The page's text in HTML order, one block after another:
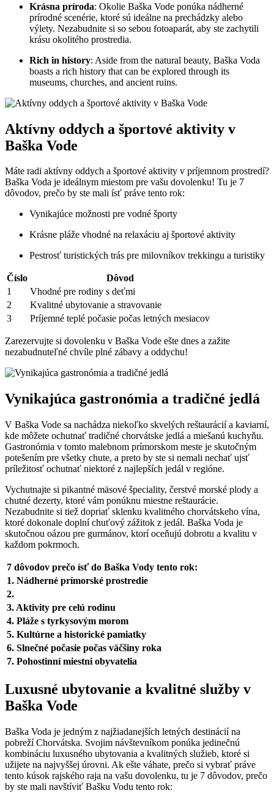
Krásna príroda: Okolie Baška Vode ponúka nádherné
prírodné scenérie, ktoré sú ideálne na prechádzky alebo
výlety. Nezabudnite si so sebou fotoaparát, aby ste zachytili
krásu okolitého prostredia.
Rich in history: Aside from the natural beauty, Baška Voda
boasts a rich history that can be explored through its
museums, churches, and ancient ruins.
Aktívny oddych a športové aktivity v
Baška Vode
Máte radi aktívny oddych a športové aktivity v príjemnom prostredí?
Baška Voda je ideálnym miestom pre vašu dovolenku! Tu je 7
dôvodov, prečo by ste mali ísť práve tento rok:
Vynikajúce možnosti pre vodné športy
Krásne pláže vhodné na relaxáciu aj športové aktivity
Pestrosť turistických trás pre milovníkov trekkingu a turistiky
Číslo
Dôvod
1
Vhodné pre rodiny s deťmi
2
Kvalitné ubytovanie a stravovanie
3
Príjemné teplé počasie počas letných mesiacov
Zarezervujte si dovolenku v Baška Vode ešte dnes a zažite
nezabudnuteľné chvíle plné zábavy a oddychu!
Vynikajúca gastronómia a tradičné jedlá
V Baška Vode sa nachádza niekoľko skvelých reštaurácií a kaviarní,
kde môžete ochutnať tradičné chorvátske jedlá a miešanú kuchyňu.
Gastronómia v tomto malebnom prímorskom meste je skutočným
potešením pre všetky chute, a preto by ste si nemali nechať ujsť
príležitosť ochutnať niektoré z najlepších jedál v regióne.
Vychutnajte si pikantné mäsové špeciality, čerstvé morské plody a
chutné dezerty, ktoré vám ponúknu miestne reštaurácie.
Nezabudnite si tiež dopriať sklenku kvalitného chorvátskeho vína,
ktoré dokonale doplní chuťový zážitok z jedál. Baška Voda je
skutočnou oázou pre gurmánov, ktorí oceňujú dobrotu a kvalitu v
každom pokrmoch.
7 dôvodov prečo ísť do Baška Vody tento rok:
1. Nádherné prímorské prostredie
2.
3. Aktivity pre celú rodinu
4. Pláže s tyrkysovým morom
5. Kultúrne a historické pamiatky
6. Slnečné počasie počas väčšiny roka
7. Pohostinní miestni obyvatelia
Luxusné ubytovanie a kvalitné služby v
Baška Vode
Baška Voda je jedným z najžiadanejších letných destinácií na
pobreží Chorvátska. Svojim návštevníkom ponúka jedinečnú
kombináciu luxusného ubytovania a kvalitných služieb, ktoré si
užijete na najvyššej úrovni. Ak ešte váhate, prečo si vybrať práve
tento kúsok rajského raja na vašu dovolenku, tu je 7 dôvodov, prečo
by ste mali navštíviť Bašku Vodu tento rok: